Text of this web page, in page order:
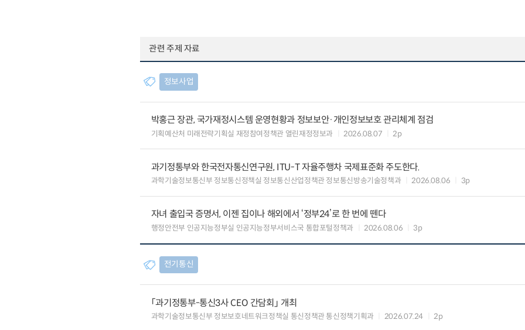
관련 주제 자료
정보사업
박홍근 장관, 국가재정시스템 운영현황과 정보보안·개인정보보호 관리체계 점검
기획예산처 미래전략기획실 재정참여정책관 열린재정정보과 2026.08.07 2p
과기정통부와 한국전자통신연구원, ITU-T 자율주행차 국제표준화 주도한다.
과학기술정보통신부 정보통신정책실 정보통신산업정책관 정보통신방송기술정책과 2026.08.06 3p
자녀 출입국 증명서, 이젠 집이나 해외에서 ‘정부24’로 한 번에 뗀다
행정안전부 인공지능정부실 인공지능정부서비스국 통합포털정책과 2026.08.06 3p
전기통신
「과기정통부-통신3사 CEO 간담회」 개최
과학기술정보통신부 정보보호네트워크정책실 통신정책관 통신정책기획과 2026.07.24 2p